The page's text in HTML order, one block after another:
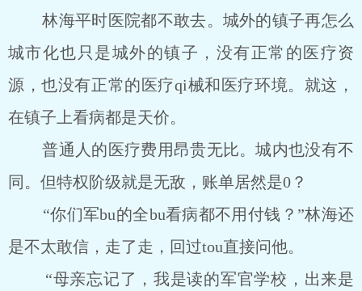
林海平时医院都不敢去。城外的镇子再怎么
城市化也只是城外的镇子，没有正常的医疗资
源，也没有正常的医疗qi械和医疗环境。就这，
在镇子上看病都是天价。
普通人的医疗费用昂贵无比。城内也没有不
同。但特权阶级就是无敌，账单居然是0？
“你们军bu的全bu看病都不用付钱？”林海还
是不太敢信，走了走，回过tou直接问他。
“母亲忘记了，我是读的军官学校，出来是